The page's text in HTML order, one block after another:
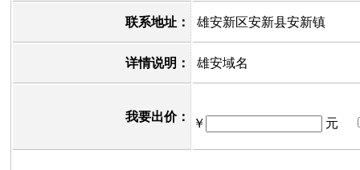
联系地址： 雄安新区安新县安新镇
详情说明： 雄安域名
我要出价： ￥ 元